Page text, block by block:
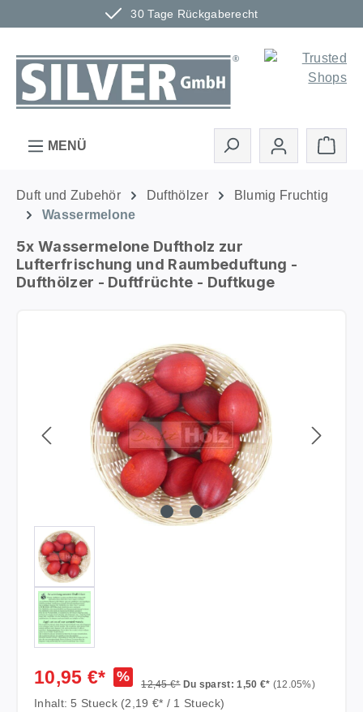
30 Tage Rückgaberecht
Zum Hauptinhalt springen
MENÜ
Duft und Zubehör Dufthölzer
Blumig Fruchtig
Wassermelone
5x Wassermelone Duftholz zur
Lufterfrischung und Raumbeduftung -
Dufthölzer - Duftfrüchte - Duftkuge
Bildergalerie überspringen
10,95 €* % 12,45 €* Du sparst: 1,50 €* (12.05%)
Inhalt: 5 Stueck (2,19 €* / 1 Stueck)